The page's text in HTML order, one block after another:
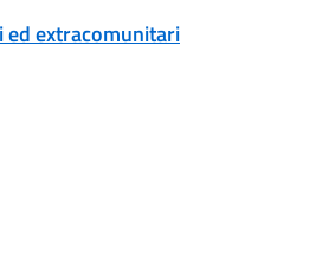
ed extracomunitari